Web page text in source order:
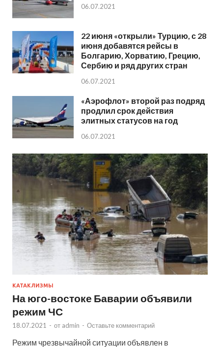
06.07.2021
22 июня «открыли» Турцию, с 28
июня добавятся рейсы в
Болгарию, Хорватию, Грецию,
Сербию и ряд других стран
06.07.2021
«Аэрофлот» второй раз подряд
продлил срок действия
элитных статусов на год
06.07.2021
КАТАКЛИЗМЫ
На юго-востоке Баварии объявили
режим ЧС
18.07.2021 - от admin - Оставьте комментарий
Режим чрезвычайной ситуации объявлен в